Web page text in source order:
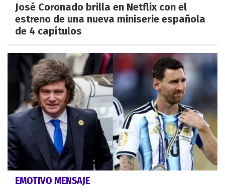
José Coronado brilla en Netflix con el
estreno de una nueva miniserie española
de 4 capítulos
EMOTIVO MENSAJE